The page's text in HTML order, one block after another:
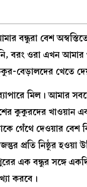
বন্ধুরা বেশ
বরং ওরা এখন আমার
বেড়ালদের খেতে
মিল। আমার
কুকুরদের খাওয়ান
গেঁথে দেওয়ার বেশ
প্রতি নিষ্ঠুর হওয়া
এক বন্ধুর সঙ্গে
করবে।